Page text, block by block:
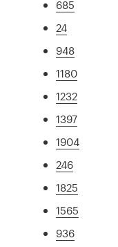
685
24
948
1180
1232
1397
1904
246
1825
1565
936